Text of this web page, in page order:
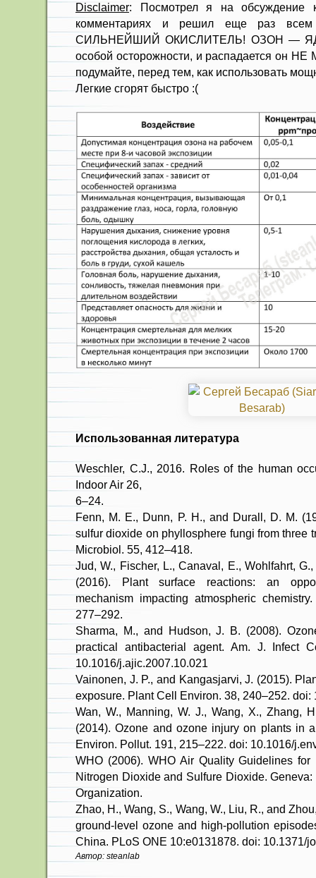
Disclaimer: Посмотрел я на обсуждение
комментариях и решил еще раз
СИЛЬНЕЙШИЙ ОКИСЛИТЕЛЬ! ОЗОН — ЯД!
особой осторожности, и распадается он
подумайте, перед тем, как использовать
Легкие сгорят быстро :(
Использованная литература
Weschler, C.J., 2016. Roles of the human
Indoor Air 26,
6–24.
Fenn, M. E., Dunn, P. H., and Durall, D. M.
sulfur dioxide on phyllosphere fungi from three
Microbiol. 55, 412–418.
Jud, W., Fischer, L., Canaval, E., Wohlfahrt,
(2016). Plant surface reactions: an
mechanism impacting atmospheric
277–292.
Sharma, M., and Hudson, J. B. (2008).
practical antibacterial agent. Am. J. Infect
10.1016/j.ajic.2007.10.021
Vainonen, J. P., and Kangasjarvi, J. (2015).
exposure. Plant Cell Environ. 38, 240–252. doi:
Wan, W., Manning, W. J., Wang, X., Zhang,
(2014). Ozone and ozone injury on plants in
Environ. Pollut. 191, 215–222. doi: 10.1016/
WHO (2006). WHO Air Quality Guidelines for
Nitrogen Dioxide and Sulfure Dioxide.
Organization.
Zhao, H., Wang, S., Wang, W., Liu, R., and
ground-level ozone and high-pollution
China. PLoS ONE 10:e0131878. doi: 10.1371/
Автор: steanlab